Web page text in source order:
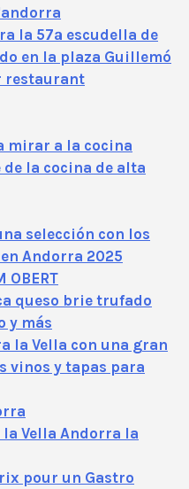
la 57ª escudella de
en la plaza Guillemó
restaurant
mirar a la cocina
la cocina de alta
selección con los
Andorra 2025
OBERT
queso brie trufado
y más
la Vella con una gran
vinos y tapas para
la Vella Andorra la
pour un Gastro